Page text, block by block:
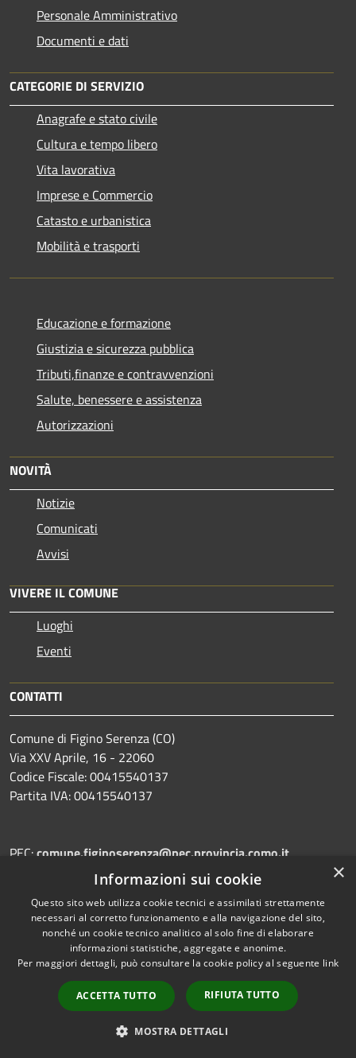
Personale Amministrativo
Documenti e dati
CATEGORIE DI SERVIZIO
Anagrafe e stato civile
Cultura e tempo libero
Vita lavorativa
Imprese e Commercio
Catasto e urbanistica
Mobilità e trasporti
Educazione e formazione
Giustizia e sicurezza pubblica
Tributi,finanze e contravvenzioni
Salute, benessere e assistenza
Autorizzazioni
NOVITÀ
Notizie
Comunicati
Avvisi
VIVERE IL COMUNE
Luoghi
Eventi
CONTATTI
Comune di Figino Serenza (CO)
Via XXV Aprile, 16 - 22060
Codice Fiscale: 00415540137
Partita IVA: 00415540137
PEC:comune.figinoserenza@pec.provincia.como.it
Centralino Unico: +39 031 780160
Prenotazione appuntamento
Segnalazione disservizio
Leggi le FAQ
Richiesta assistenza
×
Informazioni sui cookie
Questo sito web utilizza cookie tecnici e assimilati strettamente
necessari al corretto funzionamento e alla navigazione del sito,
nonché un cookie tecnico analitico al solo fine di elaborare
informazioni statistiche, aggregate e anonime.
Per maggiori dettagli, può consultare la cookie policy al seguente link
ACCETTA TUTTO RIFIUTA TUTTO
MOSTRA DETTAGLI